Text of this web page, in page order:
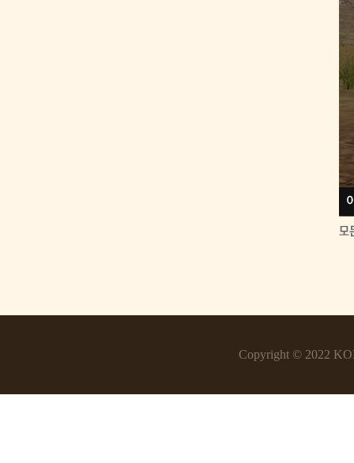
Copyright © 2022